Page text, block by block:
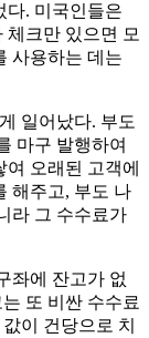
다. 미국인들은
체크만 있으면 모
사용하는 데는
일어났다. 부도
마구 발행하여
오래된 고객에
해주고, 부도 나
라 그 수수료가
좌에 잔고가 없
또 비싼 수수료
이 건당으로 치